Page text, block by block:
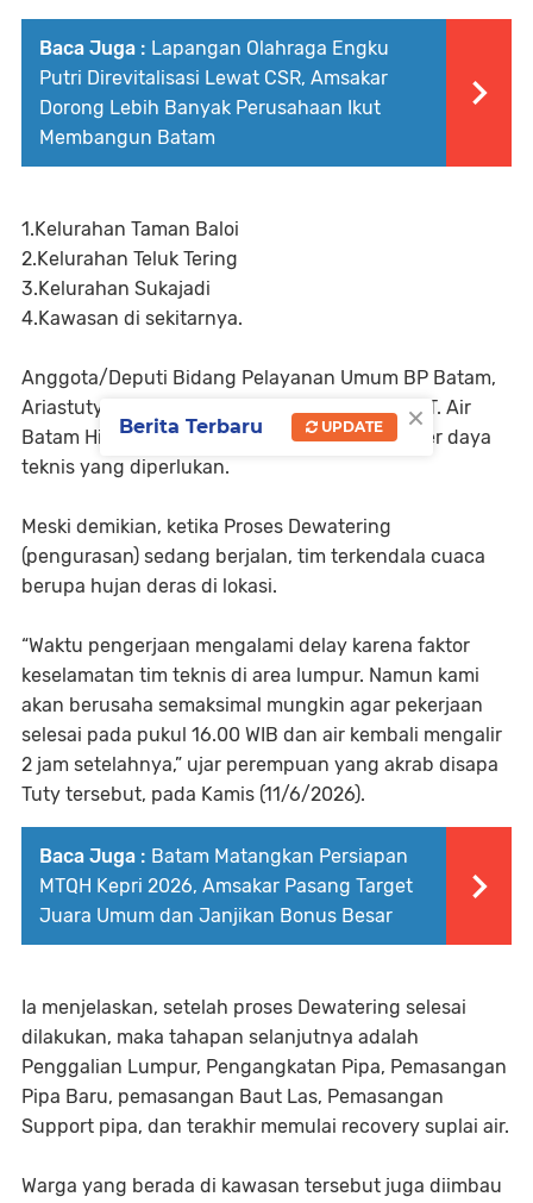
Baca Juga : Lapangan Olahraga Engku
Putri Direvitalisasi Lewat CSR, Amsakar
Dorong Lebih Banyak Perusahaan Ikut
Membangun Batam
1.Kelurahan Taman Baloi
2.Kelurahan Teluk Tering
3.Kelurahan Sukajadi
4.Kawasan di sekitarnya.
Anggota/Deputi Bidang Pelayanan Umum BP Batam,
Ariastuty Sirait, mengatakan bahwa saat ini PT. Air
Batam Hilir telah mengerahkan seluruh sumber daya
teknis yang diperlukan.
Meski demikian, ketika Proses Dewatering
(pengurasan) sedang berjalan, tim terkendala cuaca
berupa hujan deras di lokasi.
“Waktu pengerjaan mengalami delay karena faktor
keselamatan tim teknis di area lumpur. Namun kami
akan berusaha semaksimal mungkin agar pekerjaan
selesai pada pukul 16.00 WIB dan air kembali mengalir
2 jam setelahnya,” ujar perempuan yang akrab disapa
Tuty tersebut, pada Kamis (11/6/2026).
Baca Juga : Batam Matangkan Persiapan
MTQH Kepri 2026, Amsakar Pasang Target
Juara Umum dan Janjikan Bonus Besar
Ia menjelaskan, setelah proses Dewatering selesai
dilakukan, maka tahapan selanjutnya adalah
Penggalian Lumpur, Pengangkatan Pipa, Pemasangan
Pipa Baru, pemasangan Baut Las, Pemasangan
Support pipa, dan terakhir memulai recovery suplai air.
Warga yang berada di kawasan tersebut juga diimbau
×
Berita Terbaru UPDATE